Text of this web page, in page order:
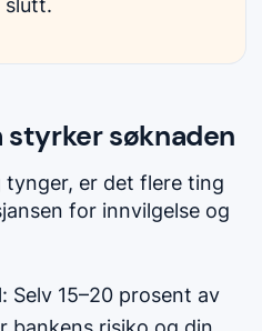
styrker søknaden
tynger, er det flere ting
for innvilgelse og
Selv 15–20 prosent av